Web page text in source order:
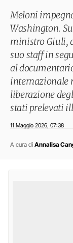
Meloni
Washington.
ministro Giuli,
suo staff in
al
internazionale
liberazione
stati prelevati
11 Maggio 2026 07:38
A cura di Annalisa